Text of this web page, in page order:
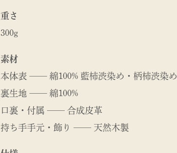
重さ
300g
素材
本体表 ── 綿100% 藍柿渋染め・柄柿渋染め
裏生地 ── 綿100%
口裏・付属 ── 合成皮革
持ち手手元・飾り ── 天然木製